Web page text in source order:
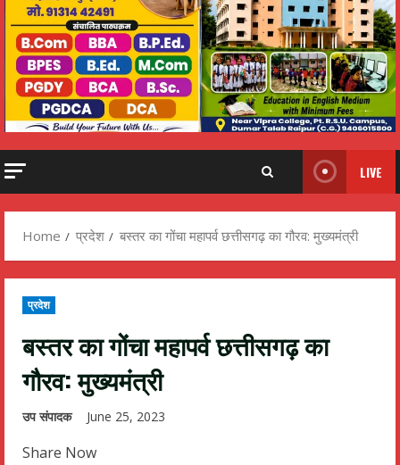
LIVE
Home प्रदेश बस्तर का गोंचा महापर्व छत्तीसगढ़ का गौरव: मुख्यमंत्री
प्रदेश
बस्तर का गोंचा महापर्व छत्तीसगढ़ का
गौरव: मुख्यमंत्री
उप संपादक June 25, 2023
Share Now